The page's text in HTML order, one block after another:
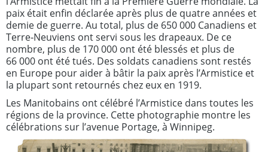
paix était enfin déclarée après plus de quatre années et
demie de guerre. Au total, plus de 650 000 Canadiens et
Terre‑Neuviens ont servi sous les drapeaux. De ce
nombre, plus de 170 000 ont été blessés et plus de
66 000 ont été tués. Des soldats canadiens sont restés
en Europe pour aider à bâtir la paix après l’Armistice et
la plupart sont retournés chez eux en 1919.
Les Manitobains ont célébré l’Armistice dans toutes les
régions de la province. Cette photographie montre les
célébrations sur l’avenue Portage, à Winnipeg.